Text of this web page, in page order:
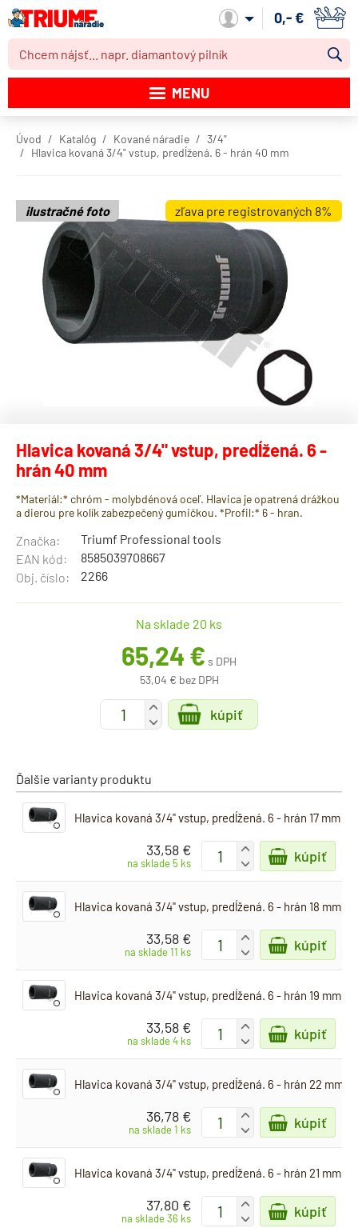
Môj účet
0,- €
MENU
Akcie
Výpredaj
Obchodné podmienky
Dodacie podmienky
Kontakt
Úvod Katalóg Kované náradie
3/4"
Hlavica kovaná 3/4" vstup, predĺžená. 6 - hrán 40 mm
zľava pre registrovaných 8%
ilustračné foto
Hlavica kovaná 3/4" vstup, predĺžená. 6 -
hrán 40 mm
*Materiál:* chróm - molybdénová oceľ. Hlavica je opatrená drážkou
a dierou pre kolík zabezpečený gumičkou. *Profil:* 6 - hran.
Značka:
Triumf Professional tools
EAN kód:
8585039708667
Obj. číslo:
2266
Na sklade 20 ks
65,24 € s DPH
53,04 € bez DPH
+
-
kúpiť
Ďalšie varianty produktu
Hlavica kovaná 3/4" vstup, predĺžená. 6 - hrán 17 mm
33,58 €
na sklade 5 ks
+
-
kúpiť
Hlavica kovaná 3/4" vstup, predĺžená. 6 - hrán 18 mm
33,58 €
na sklade 11 ks
+
-
kúpiť
Hlavica kovaná 3/4" vstup, predĺžená. 6 - hrán 19 mm
33,58 €
na sklade 4 ks
+
-
kúpiť
Hlavica kovaná 3/4" vstup, predĺžená. 6 - hrán 22 mm
36,78 €
na sklade 1 ks
+
-
kúpiť
Hlavica kovaná 3/4" vstup, predĺžená. 6 - hrán 21 mm
37,80 €
na sklade 36 ks
+
-
kúpiť